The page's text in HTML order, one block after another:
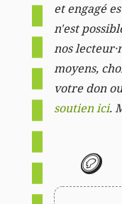
et engagé
n'est
nos
moyens,
votre don
soutien ici.
🪙